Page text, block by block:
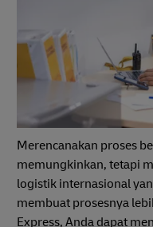
Merencanakan proses
memungkinkan, tetapi
logistik internasional
membuat prosesnya
Express, Anda dapat